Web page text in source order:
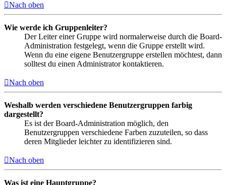
Nach oben
Wie werde ich Gruppenleiter?
Der Leiter einer Gruppe wird normalerweise durch die Board-
Administration festgelegt, wenn die Gruppe erstellt wird.
Wenn du eine eigene Benutzergruppe erstellen möchtest, dann
solltest du einen Administrator kontaktieren.
Nach oben
Weshalb werden verschiedene Benutzergruppen farbig
dargestellt?
Es ist der Board-Administration möglich, den
Benutzergruppen verschiedene Farben zuzuteilen, so dass
deren Mitglieder leichter zu identifizieren sind.
Nach oben
Was ist eine Hauptgruppe?